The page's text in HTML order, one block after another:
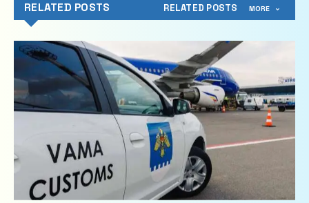
RELATED POSTS RELATED POSTS MORE